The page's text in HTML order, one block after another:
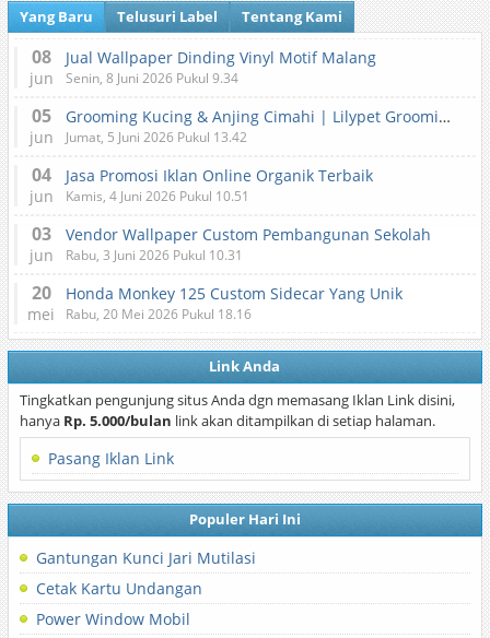
Yang Baru Telusuri Label Tentang Kami
08
jun
Jual Wallpaper Dinding Vinyl Motif Malang
Senin, 8 Juni 2026 Pukul 9.34
05
jun
Grooming Kucing & Anjing Cimahi | Lilypet Grooming & Pet Hotel
Jumat, 5 Juni 2026 Pukul 13.42
04
jun
Jasa Promosi Iklan Online Organik Terbaik
Kamis, 4 Juni 2026 Pukul 10.51
03
jun
Vendor Wallpaper Custom Pembangunan Sekolah
Rabu, 3 Juni 2026 Pukul 10.31
20
mei
Honda Monkey 125 Custom Sidecar Yang Unik
Rabu, 20 Mei 2026 Pukul 18.16
Link Anda
Tingkatkan pengunjung situs Anda dgn memasang Iklan Link disini,
hanya Rp. 5.000/bulan link akan ditampilkan di setiap halaman.
Pasang Iklan Link
Populer Hari Ini
Gantungan Kunci Jari Mutilasi
Cetak Kartu Undangan
Power Window Mobil